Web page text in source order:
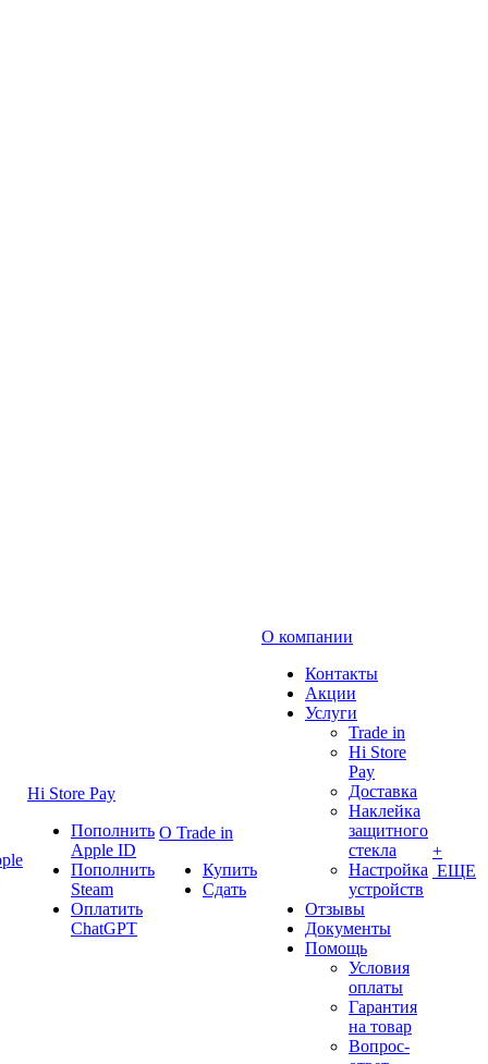
Hi Store Pay
Пополнить
Apple ID
Пополнить
Steam
Оплатить
ChatGPT
О Trade in
Купить
Сдать
О компании
Контакты
Акции
Услуги
Trade in
Hi Store
Pay
Доставка
Наклейка
защитного
стекла
Настройка
устройств
Отзывы
Документы
Помощь
Условия
оплаты
Гарантия
на товар
Вопрос-
+
ЕЩЕ